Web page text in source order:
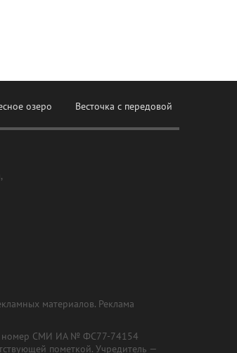
озеро Весточка с передовой
материалов. Реклама
номер СМИ ИА № ФС77-74154
пометкой. Учредитель —